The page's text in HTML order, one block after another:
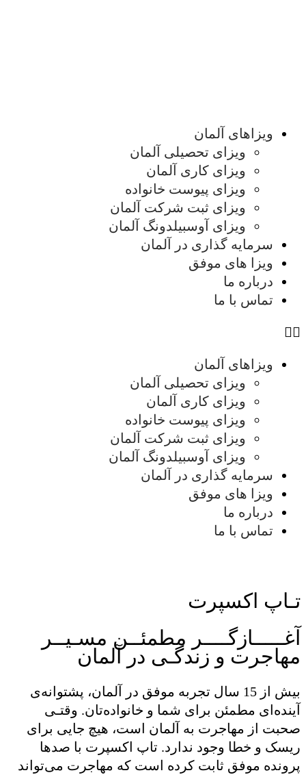
ویزاهای آلمان
ویزای تحصیلی آلمان
ویزای کاری آلمان
ویزای پیوست خانواده
ویزای ثبت شرکت آلمان
ویزای آوسبیلدونگ آلمان
سرمایه گذاری در آلمان
ویزا های موفق
درباره ما
تماس با ما
ویزاهای آلمان
ویزای تحصیلی آلمان
ویزای کاری آلمان
ویزای پیوست خانواده
ویزای ثبت شرکت آلمان
ویزای آوسبیلدونگ آلمان
سرمایه گذاری در آلمان
ویزا های موفق
درباره ما
تماس با ما
تـاپ اکسپرت
آغـــــازگــــر مطمئــن مسـیــر
مهاجرت و زندگـی در آلمان
بیش از 15 سال تجربه موفق در آلمان، پشتوانه‌ی
آینده‌ای مطمئن برای شما و خانواده‌تان. وقتـی
صحبت از مهاجرت به آلمان است، هیچ جایی برای
ریسک و خطا وجود ندارد. تاپ اکسپرت با صدها
پرونده موفق ثابت کرده است که مهاجرت می‌تواند